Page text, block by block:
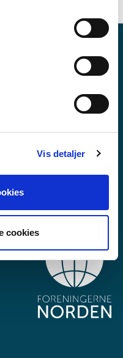
Vis detaljer
cookies